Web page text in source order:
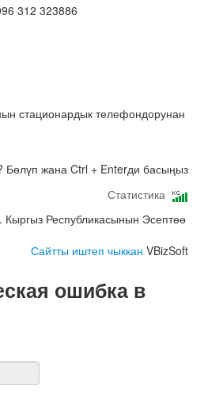
312 323886
стационардык телефондорунан
Бөлүп жана Ctrl + Enterди басыңыз
Статистика
Кыргыз Республикасынын Эсептөө
Сайтты иштеп чыккан VBizSoft
ошибка в